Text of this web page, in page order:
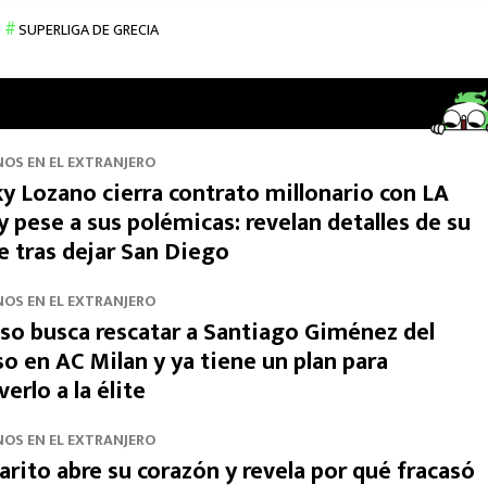
SUPERLIGA DE GRECIA
EN EL EXTRANJERO
Lozano cierra contrato millonario con LA
pese a sus polémicas: revelan detalles de su
tras dejar San Diego
EN EL EXTRANJERO
busca rescatar a Santiago Giménez del
en AC Milan y ya tiene un plan para
a la élite
EN EL EXTRANJERO
abre su corazón y revela por qué fracasó